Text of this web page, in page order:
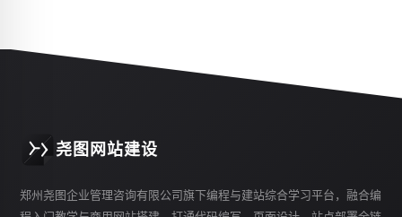
尧图网站建设
郑州尧图企业管理咨询有限公司旗下编程与建站综合学习平台，融合编